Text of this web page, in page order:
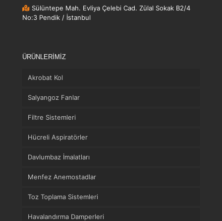
Sülüntepe Mah. Evliya Çelebi Cad. Zülal Sokak B2/4
No:3 Pendik / İstanbul
ÜRÜNLERİMİZ
Akrobat Kol
Salyangoz Fanlar
Filtre Sistemleri
Hücreli Aspiratörler
Davlumbaz İmalatları
Menfez Anemostadlar
Toz Toplama Sistemleri
Havalandırma Damperleri